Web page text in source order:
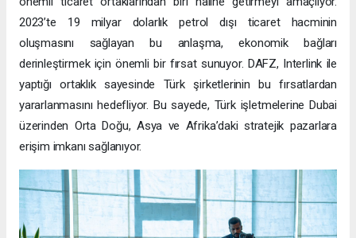
2023’te 19 milyar dolarlık petrol dışı ticaret hacminin
oluşmasını sağlayan bu anlaşma, ekonomik bağları
derinleştirmek için önemli bir fırsat sunuyor. DAFZ, Interlink ile
yaptığı ortaklık sayesinde Türk şirketlerinin bu fırsatlardan
yararlanmasını hedefliyor. Bu sayede, Türk işletmelerine Dubai
üzerinden Orta Doğu, Asya ve Afrika’daki stratejik pazarlara
erişim imkanı sağlanıyor.